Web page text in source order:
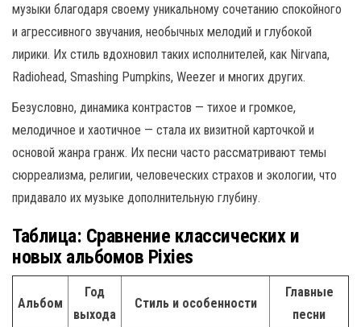
музыки благодаря своему уникальному сочетанию спокойного
и агрессивного звучания, необычных мелодий и глубокой
лирики. Их стиль вдохновил таких исполнителей, как Nirvana,
Radiohead, Smashing Pumpkins, Weezer и многих других.
Безусловно, динамика контрастов — тихое и громкое,
мелодичное и хаотичное — стала их визитной карточкой и
основой жанра гранж. Их песни часто рассматривают темы
сюрреализма, религии, человеческих страхов и экологии, что
придавало их музыке дополнительную глубину.
Таблица: Сравнение классических и
новых альбомов Pixies
Альбом
Год
выхода
Стиль и особенности
Главные
песни